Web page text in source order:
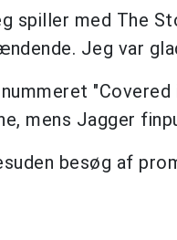
spiller med The
Jeg var
"Covered
mens Jagger
besøg af